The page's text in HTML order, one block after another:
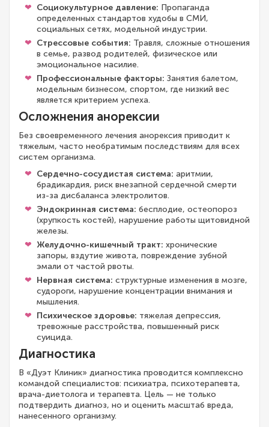
Социокультурное давление: Пропаганда
определенных стандартов худобы в СМИ,
социальных сетях, модельной индустрии.
Стрессовые события: Травля, сложные отношения
в семье, развод родителей, физическое или
эмоциональное насилие.
Профессиональные факторы: Занятия балетом,
модельным бизнесом, спортом, где низкий вес
является критерием успеха.
Осложнения анорексии
Без своевременного лечения анорексия приводит к
тяжелым, часто необратимым последствиям для всех
систем организма.
Сердечно-сосудистая система: аритмии,
брадикардия, риск внезапной сердечной смерти
из-за дисбаланса электролитов.
Эндокринная система: бесплодие, остеопороз
(хрупкость костей), нарушение работы щитовидной
железы.
Желудочно-кишечный тракт: хронические
запоры, вздутие живота, повреждение зубной
эмали от частой рвоты.
Нервная система: структурные изменения в мозге,
судороги, нарушение концентрации внимания и
мышления.
Психическое здоровье: тяжелая депрессия,
тревожные расстройства, повышенный риск
суицида.
Диагностика
В «Дуэт Клиник» диагностика проводится комплексно
командой специалистов: психиатра, психотерапевта,
врача-диетолога и терапевта. Цель — не только
подтвердить диагноз, но и оценить масштаб вреда,
нанесенного организму.